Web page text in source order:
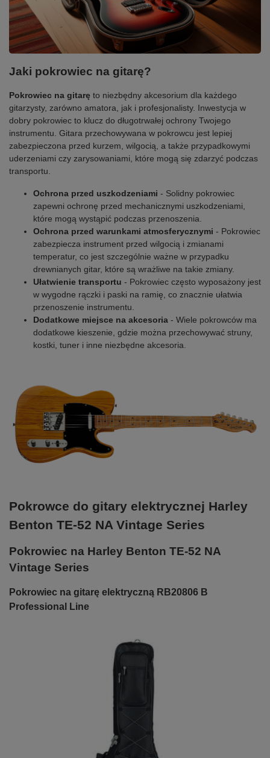
Jaki pokrowiec na gitarę?
Pokrowiec na gitarę to niezbędny akcesorium dla każdego
gitarzysty, zarówno amatora, jak i profesjonalisty. Inwestycja w
dobry pokrowiec to klucz do długotrwałej ochrony Twojego
instrumentu. Gitara przechowywana w pokrowcu jest lepiej
zabezpieczona przed kurzem, wilgocią, a także przypadkowymi
uderzeniami czy zarysowaniami, które mogą się zdarzyć podczas
transportu.
Ochrona przed uszkodzeniami - Solidny pokrowiec
zapewni ochronę przed mechanicznymi uszkodzeniami,
które mogą wystąpić podczas przenoszenia.
Ochrona przed warunkami atmosferycznymi - Pokrowiec
zabezpiecza instrument przed wilgocią i zmianami
temperatur, co jest szczególnie ważne w przypadku
drewnianych gitar, które są wrażliwe na takie zmiany.
Ułatwienie transportu - Pokrowiec często wyposażony jest
w wygodne rączki i paski na ramię, co znacznie ułatwia
przenoszenie instrumentu.
Dodatkowe miejsce na akcesoria - Wiele pokrowców ma
dodatkowe kieszenie, gdzie można przechowywać struny,
kostki, tuner i inne niezbędne akcesoria.
Pokrowce do gitary elektrycznej Harley
Benton TE-52 NA Vintage Series
Pokrowiec na Harley Benton TE-52 NA
Vintage Series
Pokrowiec na gitarę elektryczną RB20806 B
Professional Line